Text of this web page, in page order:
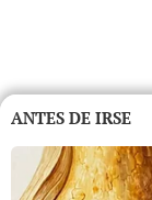
ANTES DE IRSE